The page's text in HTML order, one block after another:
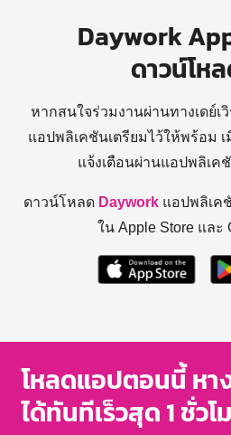
Daywork
ดาวน์โห
หากสนใจร่วมงานผ่านทางเดย์
แอปพลิเคชันเตรียมไว้ให้พร้อม
แจ้งเตือนผ่านแอปพลิเ
ดาวน์โหลด Daywork แอปพลิเค
ใน Apple Store และ
โหลดแอปตอนนี้ หา
ได้ทันทีเร็วสุด 1 ชั่วโ